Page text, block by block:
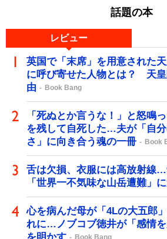
話題の本
レビュー
英国で「末席」を用意された
に呼び寄せた人物とは？ 天
由
Book Bang
「死ぬとか言うな！」と怒鳴
を残して自死した…夫が「自
さ」に向き合う魂の一冊
Book
舌は欠損、衣服には高放射線
「世界一不気味な山岳遭難」
心を病んだ母が「4Lの大五郎
れに…ノブコブ徳井が「感情
を明かす
Book Bang